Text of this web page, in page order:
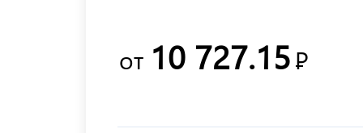
от 10 727.15Р